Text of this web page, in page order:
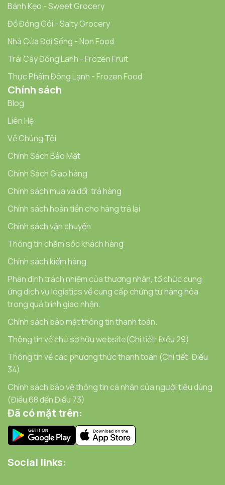
Bánh Kẹo - Sweet Grocery
Đồ Đóng Gói - Salty Grocery
Nhà Cửa Đời Sống - Non Food
Trái Cây Đông Lạnh - Frozen Fruit
Thực Phẩm Đông Lạnh - Frozen Food
Chính sách
Blog
Liên Hệ
Về Chúng Tôi
Chính Sách Bảo Mật
Chính Sách Giao hàng
Chính sách mua và đổi, trả hàng
Chính sách hoàn tiền cho hàng trả lại
Chính sách vận chuyển
Thông tin chăm sóc khách hàng
Chính sách kiểm hàng
Phân định trách nhiệm của thương nhân, tổ chức cung
ứng dịch vụ logistics về cung cấp chứng từ hàng hóa
trong quá trình giao nhận.
Chính sách bảo mật thông tin thanh toán.
Thông tin về chủ sở hữu website(Chi tiết: Điều 29)
Thông tin về các phương thức thanh toán (Chi tiết: Điều
34)
Chính sách bảo vệ thông tin cá nhân của người tiêu dùng
(Điều 68 đến Điều 73)
Đã có mặt trên:
Social links: